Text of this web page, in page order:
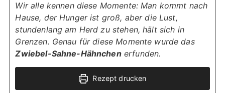
Wir alle kennen diese Momente: Man kommt nach
Hause, der Hunger ist groß, aber die Lust,
stundenlang am Herd zu stehen, hält sich in
Grenzen. Genau für diese Momente wurde das
Zwiebel-Sahne-Hähnchenerfunden.
Rezept drucken